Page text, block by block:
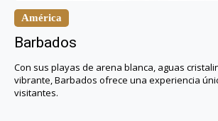
América
Barbados
Con sus playas de arena blanca, aguas
vibrante, Barbados ofrece una experiencia
visitantes.